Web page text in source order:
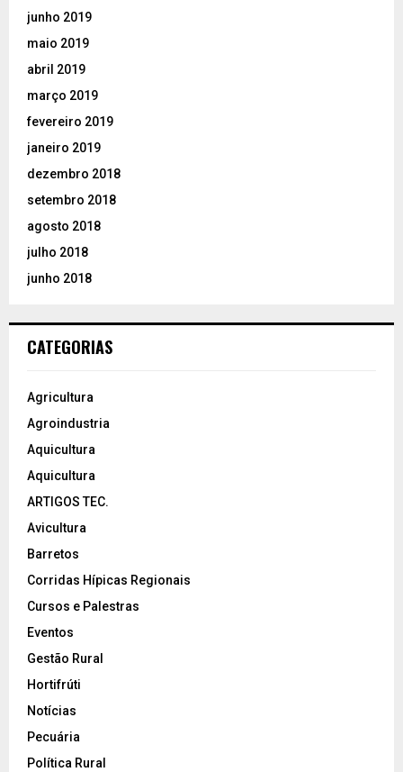
junho 2019
maio 2019
abril 2019
março 2019
fevereiro 2019
janeiro 2019
dezembro 2018
setembro 2018
agosto 2018
julho 2018
junho 2018
CATEGORIAS
Agricultura
Agroindustria
Aquicultura
Aquicultura
ARTIGOS TEC.
Avicultura
Barretos
Corridas Hípicas Regionais
Cursos e Palestras
Eventos
Gestão Rural
Hortifrúti
Notícias
Pecuária
Política Rural